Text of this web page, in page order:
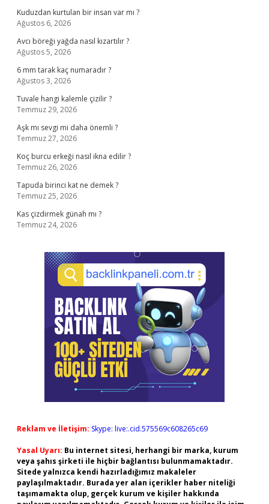
Kuduzdan kurtulan bir insan var mı ?
Ağustos 6, 2026
Avcı böreği yağda nasıl kızartılır ?
Ağustos 5, 2026
6 mm tarak kaç numaradır ?
Ağustos 3, 2026
Tuvale hangi kalemle çizilir ?
Temmuz 29, 2026
Aşk mı sevgi mi daha önemli ?
Temmuz 27, 2026
Koç burcu erkeği nasıl ikna edilir ?
Temmuz 26, 2026
Tapuda birinci kat ne demek ?
Temmuz 25, 2026
Kas çizdirmek günah mı ?
Temmuz 24, 2026
Reklam ve İletişim: Skype: live:.cid.575569c608265c69
Yasal Uyarı: Bu internet sitesi, herhangi bir marka, kurum
veya şahıs şirketi ile hiçbir bağlantısı bulunmamaktadır.
Sitede yalnızca kendi hazırladığımız makaleler
paylaşılmaktadır. Burada yer alan içerikler haber niteliği
taşımamakta olup, gerçek kurum ve kişiler hakkında